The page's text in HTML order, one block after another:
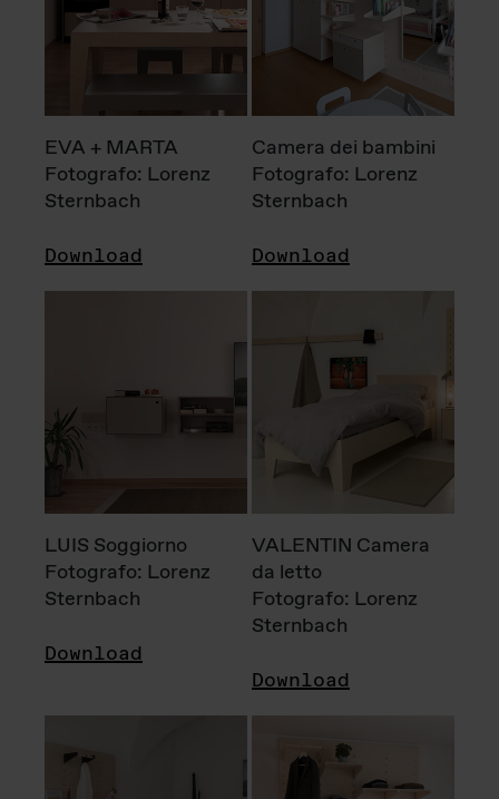
EVA + MARTA
Fotografo: Lorenz
Sternbach
Download
Camera dei bambini
Fotografo: Lorenz
Sternbach
Download
LUIS Soggiorno
Fotografo: Lorenz
Sternbach
Download
VALENTIN Camera
da letto
Fotografo: Lorenz
Sternbach
Download